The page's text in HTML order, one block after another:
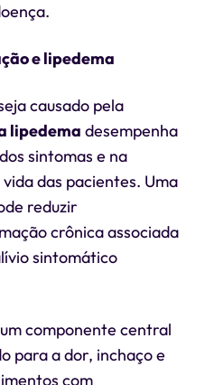
e lipedema
causado pela
lipedema desempenha
sintomas e na
das pacientes. Uma
reduzir
crônica associada
sintomático
componente central
para a dor, inchaço e
com